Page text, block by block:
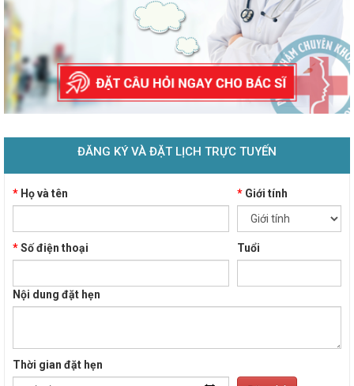
ĐĂNG KÝ VÀ ĐẶT LỊCH TRỰC TUYẾN
* Họ và tên *Giới tính
*Số điện thoại Tuổi
Nội dung đặt hẹn
Thời gian đặt hẹn